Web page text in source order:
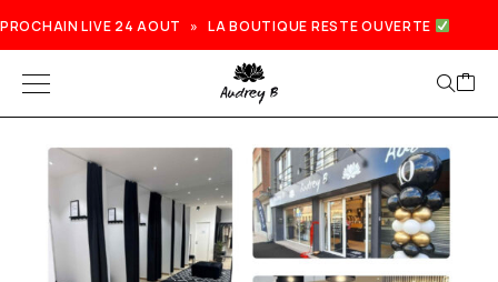
PROCHAIN LIVE 24 AOUT » LA BOUTIQUE RESTE OUVERTE